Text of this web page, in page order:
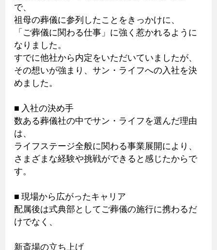
で、
祖母の葬儀に参列したことをきっかけに、
「ご葬儀に関わる仕事」に強く惹かれるように
なりました。
すでに他社から内定をいただいていましたが、
その想いが強まり、サン・ライフへの入社を決
めました。
■ 入社の決め手
数ある葬儀社の中でサン・ライフを選んだ理由
は、
ライフステージ全般に関わる事業展開により、
さまざまな経験や挑戦ができると感じたからで
す。
■ 現場から広がったキャリア
配属後は式典部としてご葬儀の施行に携わるだ
けでなく、
新斎場の立ち上げ